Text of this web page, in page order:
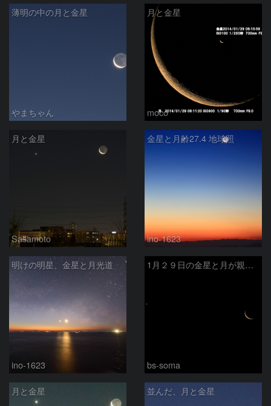
薄明の中の月と金星
やまちゃん
月と金星
moco
月と金星
Sasamoto
金星と月齢27.4 地球照
ino-1623
明けの明星、金星と月光道
ino-1623
1月２９日の金星と月が親子のようでした
bs-soma
月と金星 並んだ、月と金星